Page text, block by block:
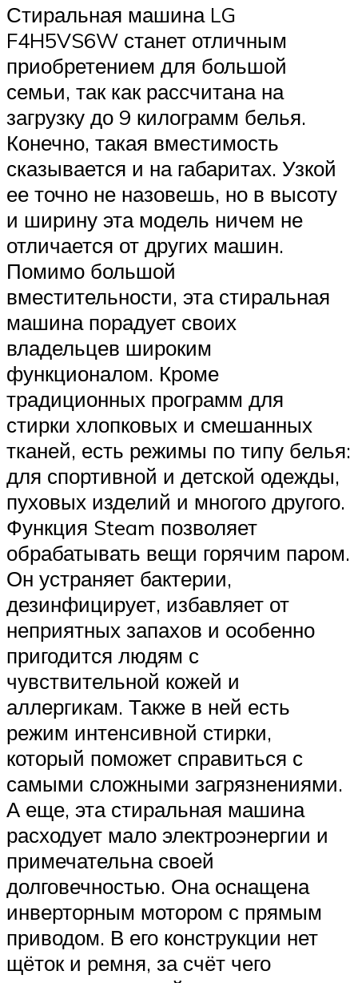
Стиральная машина LG
F4H5VS6W станет отличным
приобретением для большой
семьи, так как рассчитана на
загрузку до 9 килограмм белья.
Конечно, такая вместимость
сказывается и на габаритах. Узкой
ее точно не назовешь, но в высоту
и ширину эта модель ничем не
отличается от других машин.
Помимо большой
вместительности, эта стиральная
машина порадует своих
владельцев широким
функционалом. Кроме
традиционных программ для
стирки хлопковых и смешанных
тканей, есть режимы по типу белья:
для спортивной и детской одежды,
пуховых изделий и многого другого.
Функция Steam позволяет
обрабатывать вещи горячим паром.
Он устраняет бактерии,
дезинфицирует, избавляет от
неприятных запахов и особенно
пригодится людям с
чувствительной кожей и
аллергикам. Также в ней есть
режим интенсивной стирки,
который поможет справиться с
самыми сложными загрязнениями.
А еще, эта стиральная машина
расходует мало электроэнергии и
примечательна своей
долговечностью. Она оснащена
инверторным мотором с прямым
приводом. В его конструкции нет
щёток и ремня, за счёт чего